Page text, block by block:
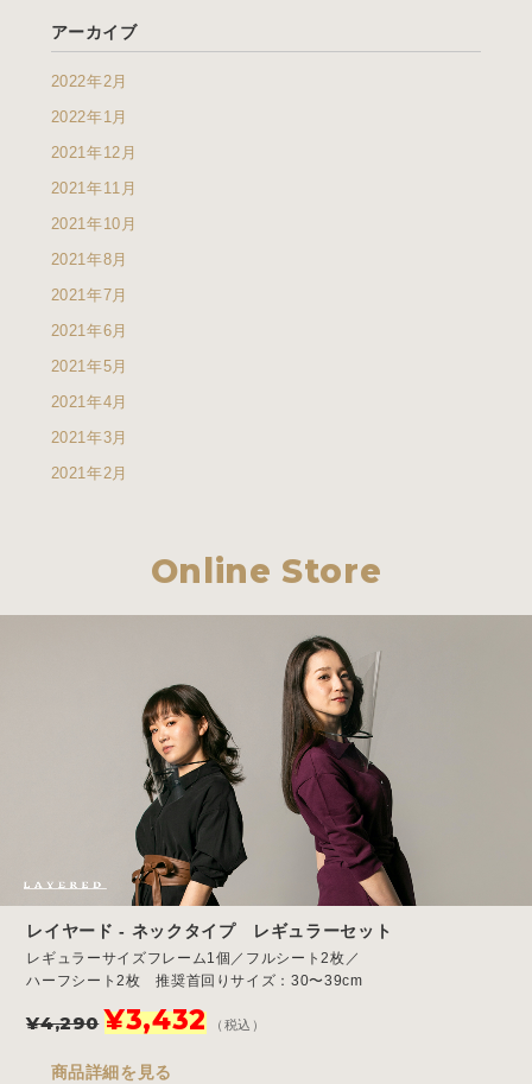
アーカイブ
2022年2月
2022年1月
2021年12月
2021年11月
2021年10月
2021年8月
2021年7月
2021年6月
2021年5月
2021年4月
2021年3月
2021年2月
Online Store
レイヤード - ネックタイプ レギュラーセット
レギュラーサイズフレーム1個／フルシート2枚／
ハーフシート2枚 推奨首回りサイズ：30〜39cm
¥4,290
元
の
価
¥3,432現
在
（税込）
商品詳細を見る